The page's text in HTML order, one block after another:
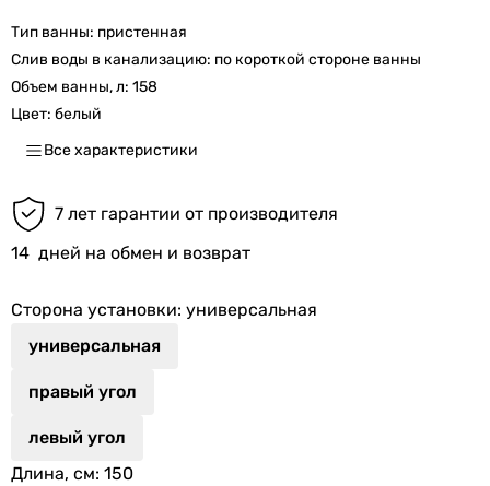
Тип ванны: пристенная
Слив воды в канализацию: по короткой стороне ванны
Объем ванны, л: 158
Цвет: белый
Все характеристики
7 лет гарантии от производителя
14 дней на обмен и возврат
Сторона установки: универсальная
универсальная
правый угол
левый угол
Длина, см: 150